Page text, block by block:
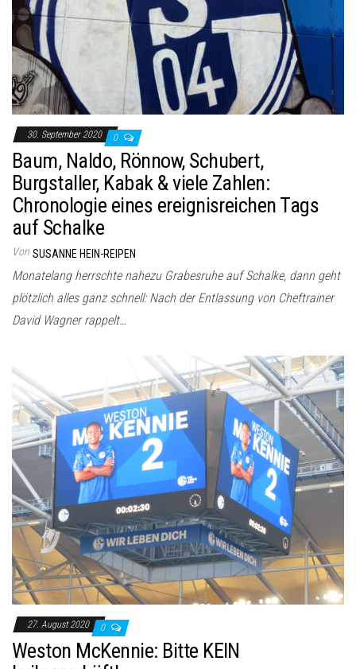
30. September 2020 0
Baum, Naldo, Rönnow, Schubert,
Burgstaller, Kabak & viele Zahlen:
Chronologie eines ereignisreichen Tags
auf Schalke
Von SUSANNE HEIN-REIPEN
Monatelang herrschte nahezu Grabesruhe auf Schalke, dann geht
plötzlich alles ganz schnell: Nach der Entlassung von Cheftrainer
David Wagner rappelt…
27. August 2020 0
Weston McKennie: Bitte KEIN